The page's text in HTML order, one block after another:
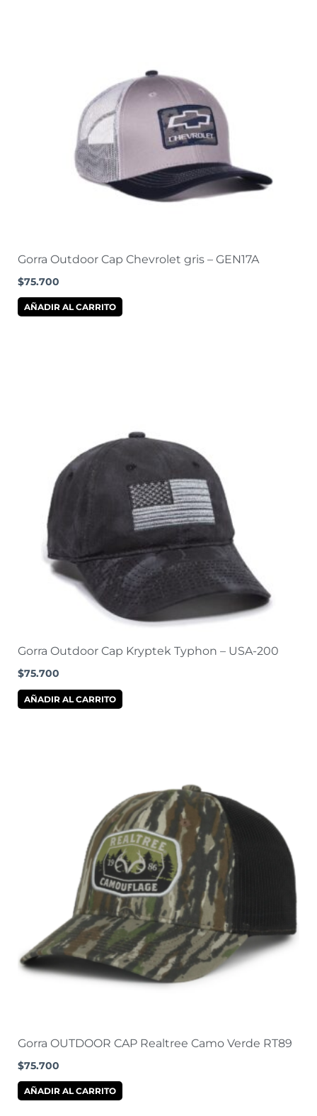
Gorra Outdoor Cap Chevrolet gris – GEN17A
$75.700
AÑADIR AL CARRITO
Gorra Outdoor Cap Kryptek Typhon – USA-200
$75.700
AÑADIR AL CARRITO
Gorra OUTDOOR CAP Realtree Camo Verde RT89
$75.700
AÑADIR AL CARRITO